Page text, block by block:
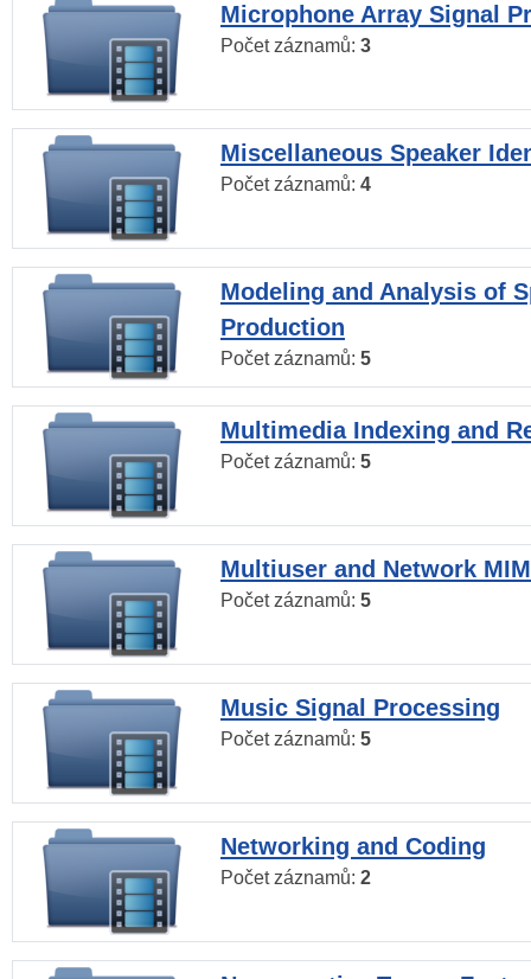
Microphone Array Signal
Počet záznamů: 3
Miscellaneous Speaker
Počet záznamů: 4
Modeling and Analysis of
Production
Počet záznamů: 5
Multimedia Indexing and
Počet záznamů: 5
Multiuser and Network
Počet záznamů: 5
Music Signal Processing
Počet záznamů: 5
Networking and Coding
Počet záznamů: 2